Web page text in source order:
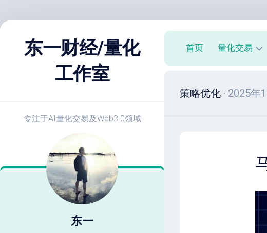
跳
东一财经/量化
工作室
专注于AI量化交易及Web3.0领域
东一
首页 量化交易
策
策略优化 · 2025年